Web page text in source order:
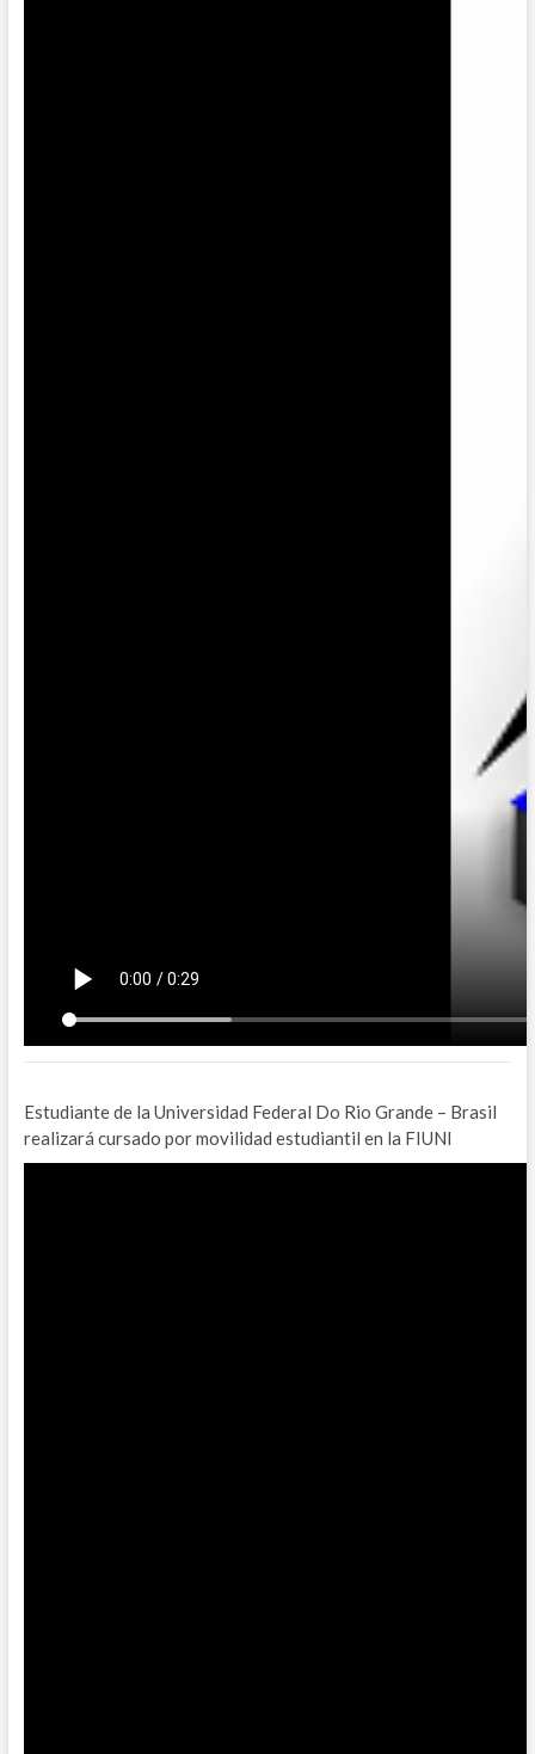
Estudiante de la Universidad Federal Do Rio Grande – Brasil
realizará cursado por movilidad estudiantil en la FIUNI